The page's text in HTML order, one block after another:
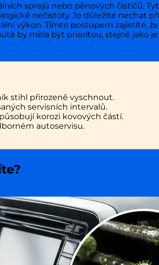
sprejů nebo pěnových čističů.
nečistoty. Je důležité nechat
výkon. Tímto postupem zajistíte,
by měla být prioritou, stejně jako
stihl přirozeně vyschnout.
servisních intervalů.
korozi kovových částí.
autoservisu.